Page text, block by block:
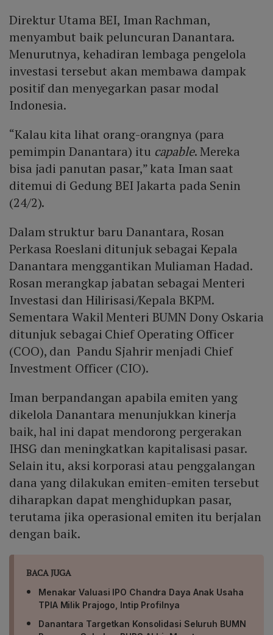
Direktur Utama BEI, Iman Rachman,
menyambut baik peluncuran Danantara.
Menurutnya, kehadiran lembaga pengelola
investasi tersebut akan membawa dampak
positif dan menyegarkan pasar modal
Indonesia.
“Kalau kita lihat orang-orangnya (para
pemimpin Danantara) itu capable. Mereka
bisa jadi panutan pasar,” kata Iman saat
ditemui di Gedung BEI Jakarta pada Senin
(24/2).
Dalam struktur baru Danantara, Rosan
Perkasa Roeslani ditunjuk sebagai Kepala
Danantara menggantikan Muliaman Hadad.
Rosan merangkap jabatan sebagai Menteri
Investasi dan Hilirisasi/Kepala BKPM.
Sementara Wakil Menteri BUMN Dony Oskaria
ditunjuk sebagai Chief Operating Officer
(COO), dan Pandu Sjahrir menjadi Chief
Investment Officer (CIO).
Iman berpandangan apabila emiten yang
dikelola Danantara menunjukkan kinerja
baik, hal ini dapat mendorong pergerakan
IHSG dan meningkatkan kapitalisasi pasar.
Selain itu, aksi korporasi atau penggalangan
dana yang dilakukan emiten-emiten tersebut
diharapkan dapat menghidupkan pasar,
terutama jika operasional emiten itu berjalan
dengan baik.
BACA JUGA
Menakar Valuasi IPO Chandra Daya Anak Usaha
TPIA Milik Prajogo, Intip Profilnya
Danantara Targetkan Konsolidasi Seluruh BUMN